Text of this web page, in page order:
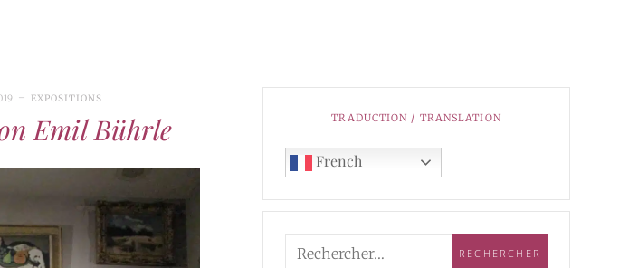
EXPOSITIONS
Emil Bührle TRADUCTION / TRANSLATION
French